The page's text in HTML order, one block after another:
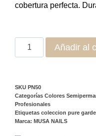
cobertura perfecta.
Añadir al
SKU PN50
Categorías Colores
Profesionales
Etiquetas coleccion pure
Marca: MUSA NAILS